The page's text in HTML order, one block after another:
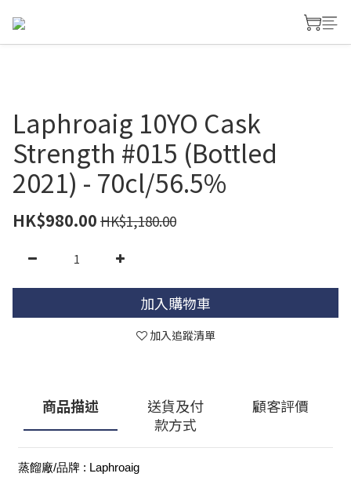
Laphroaig 10YO Cask
Strength #015 (Bottled
2021) - 70cl/56.5%
HK$980.00 HK$1,180.00
加入購物車
加入追蹤清單
商品描述
送貨及付
款方式
顧客評價
蒸餾廠/品牌 : Laphroaig